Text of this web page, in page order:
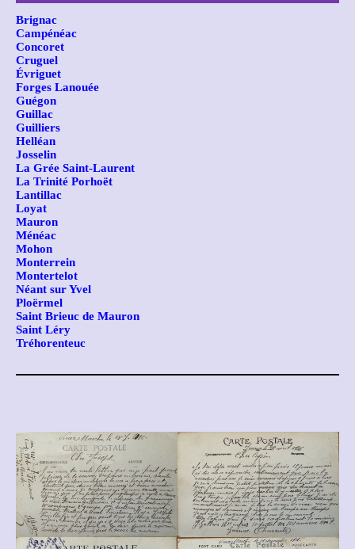
Brignac
Campénéac
Concoret
Cruguel
Évriguet
Forges Lanouée
Guégon
Guillac
Guilliers
Helléan
Josselin
La Grée Saint-Laurent
La Trinité Porhoët
Lantillac
Loyat
Mauron
Ménéac
Mohon
Monterrein
Montertelot
Néant sur Yvel
Ploërmel
Saint Brieuc de Mauron
Saint Léry
Tréhorenteuc